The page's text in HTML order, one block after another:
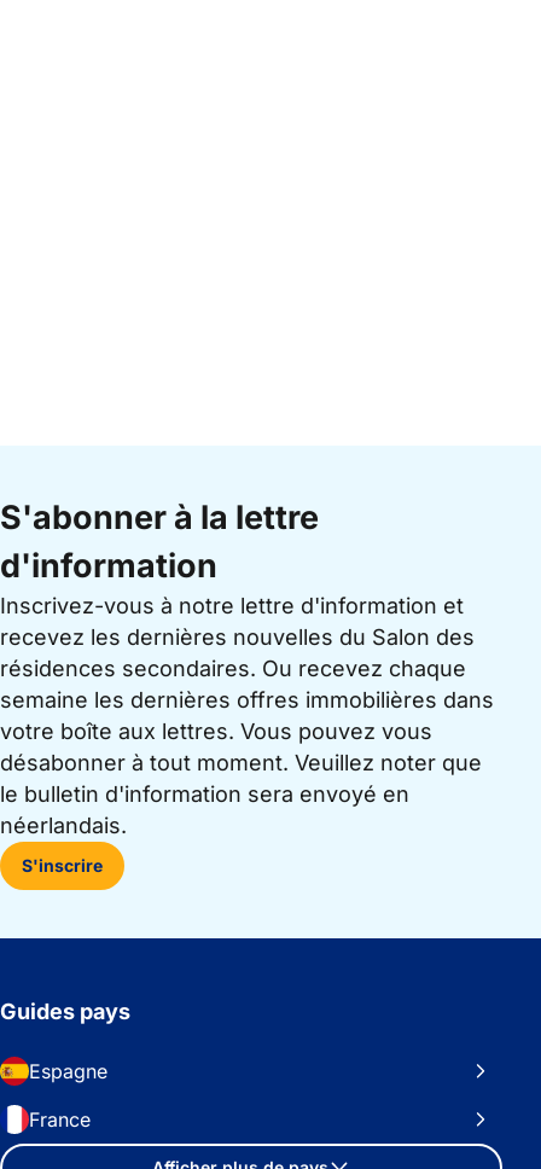
S'abonner à la lettre
d'information
Inscrivez-vous à notre lettre d'information et
recevez les dernières nouvelles du Salon des
résidences secondaires. Ou recevez chaque
semaine les dernières offres immobilières dans
votre boîte aux lettres. Vous pouvez vous
désabonner à tout moment. Veuillez noter que
le bulletin d'information sera envoyé en
néerlandais.
S'inscrire
Guides pays
Espagne
France